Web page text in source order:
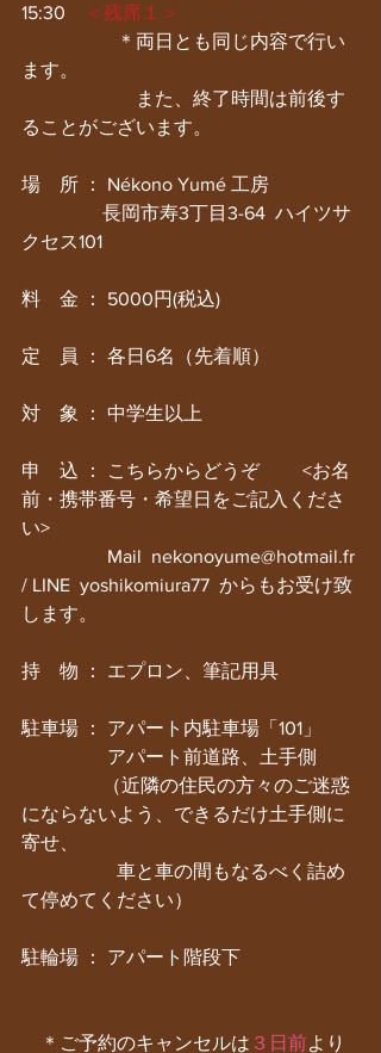
15:30 ＜残席１＞
＊両日とも同じ内容で行い
ます。
また、終了時間は前後す
ることがございます。
場　所 ： Nékono Yumé 工房
長岡市寿3丁目3-64  ハイツサ
クセス101
料　金 ： 5000円(税込)
定　員 ： 各日6名（先着順）
対　象 ： 中学生以上
申　込 ： こちらからどうぞ　　 <お名
前・携帯番号・希望日をご記入くださ
い>
Mail  nekonoyume@hotmail.fr
/ LINE  yoshikomiura77  からもお受け致
します。
持　物 ： エプロン、筆記用具
駐車場 ： アパート内駐車場「101」
アパート前道路、土手側
（近隣の住民の方々のご迷惑
にならないよう、できるだけ土手側に
寄せ、
車と車の間もなるべく詰め
て停めてください）
駐輪場 ： アパート階段下
＊ご予約のキャンセルは ３日前より